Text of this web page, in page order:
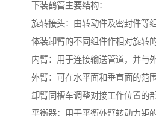
下装鹤管主要结构：
旋转接头：由转动件及密封件等
体装卸臂的不同组件作相对旋转
内臂：用于连接输送管道，并与
外臂：可在水平面和垂直面的范
卸臂同槽车调整对接工作位置的
平衡器：用于平衡外臂转动力矩